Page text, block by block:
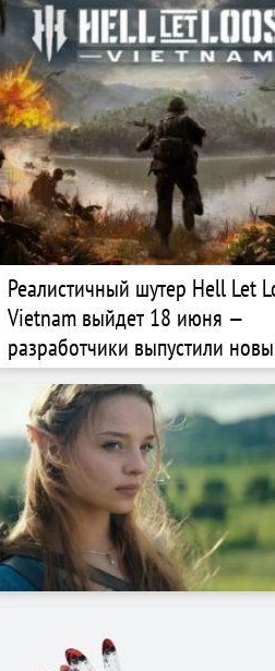
Реалистичный шутер Hell Let
Vietnam выйдет 18 июня —
разработчики выпустили
трейлер и открыли